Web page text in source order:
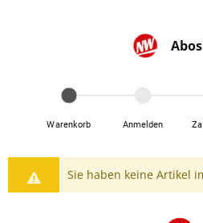
Warenkorb Anmelden
Sie haben keine Artikel